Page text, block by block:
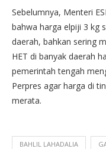
Sebelumnya, Menteri
bahwa harga elpiji 3 kg
daerah, bahkan sering
HET di banyak daerah
pemerintah tengah
Perpres agar harga di
merata.
BAHLIL LAHADALIA